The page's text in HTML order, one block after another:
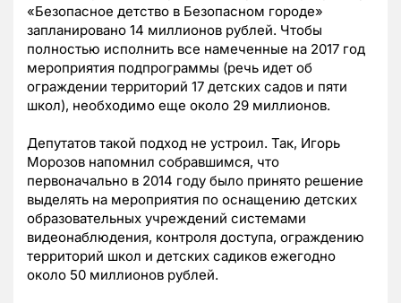
«Безопасное детство в Безопасном городе»
запланировано 14 миллионов рублей. Чтобы
полностью исполнить все намеченные на 2017 год
мероприятия подпрограммы (речь идет об
ограждении территорий 17 детских садов и пяти
школ), необходимо еще около 29 миллионов.
Депутатов такой подход не устроил. Так, Игорь
Морозов напомнил собравшимся, что
первоначально в 2014 году было принято решение
выделять на мероприятия по оснащению детских
образовательных учреждений системами
видеонаблюдения, контроля доступа, ограждению
территорий школ и детских садиков ежегодно
около 50 миллионов рублей.